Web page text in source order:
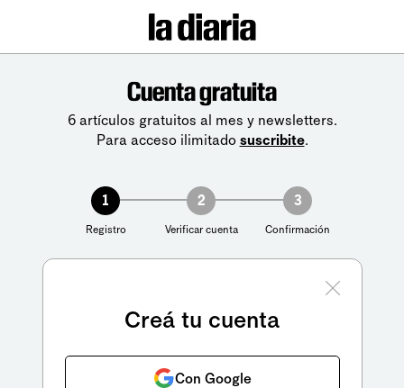
Cuenta gratuita
6 artículos gratuitos al mes y newsletters.
Para acceso ilimitado suscribite.
1
Registro
2
Verificar cuenta
3
Confirmación
Creá tu cuenta
Con Google